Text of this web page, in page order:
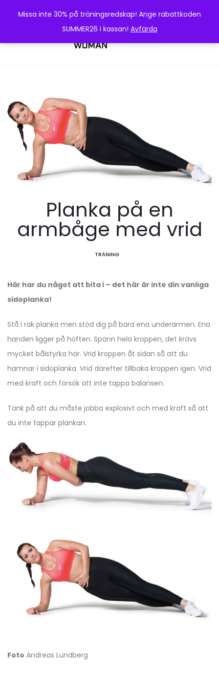
Missa inte 30% på träningsredskap! Ange rabattkoden
SUMMER26 i kassan! Avfärda
Planka på en
armbåge med vrid
TRÄNING
Här har du något att bita i – det här är inte din vanliga
sidoplanka!
Stå i rak planka men stöd dig på bara ena underarmen. Ena
handen ligger på höften. Spänn hela kroppen, det krävs
mycket bålstyrka här. Vrid kroppen åt sidan så att du
hamnar i sidoplanka. Vrid därefter tillbaka kroppen igen. Vrid
med kraft och försök att inte tappa balansen.
Tänk på att du måste jobba explosivt och med kraft så att
du inte tappar plankan.
Foto Andreas Lundberg